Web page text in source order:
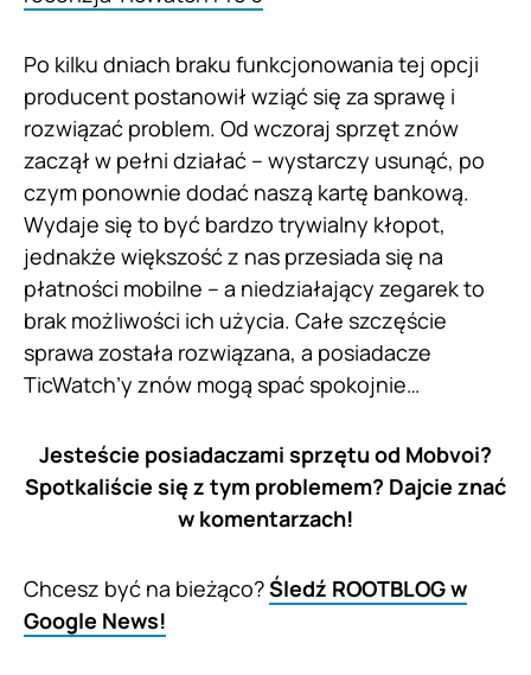
Po kilku dniach braku funkcjonowania tej opcji
producent postanowił wziąć się za sprawę i
rozwiązać problem. Od wczoraj sprzęt znów
zaczął w pełni działać – wystarczy usunąć, po
czym ponownie dodać naszą kartę bankową.
Wydaje się to być bardzo trywialny kłopot,
jednakże większość z nas przesiada się na
płatności mobilne – a niedziałający zegarek to
brak możliwości ich użycia. Całe szczęście
sprawa została rozwiązana, a posiadacze
TicWatch’y znów mogą spać spokojnie…
Jesteście posiadaczami sprzętu od Mobvoi?
Spotkaliście się z tym problemem? Dajcie znać
w komentarzach!
Chcesz być na bieżąco?Śledź ROOTBLOG w
Google News!